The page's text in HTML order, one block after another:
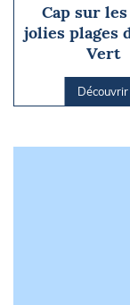
Cap sur
jolies plages
Vert
Découvrir